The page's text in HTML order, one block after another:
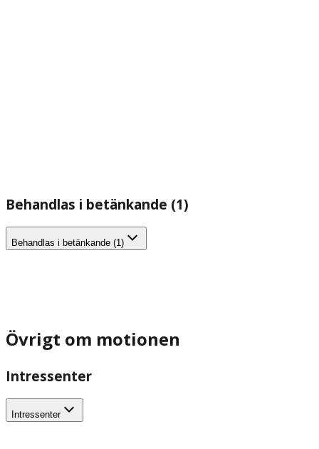
Behandlas i betänkande (1)
Behandlas i betänkande (1)
Övrigt om motionen
Intressenter
Intressenter